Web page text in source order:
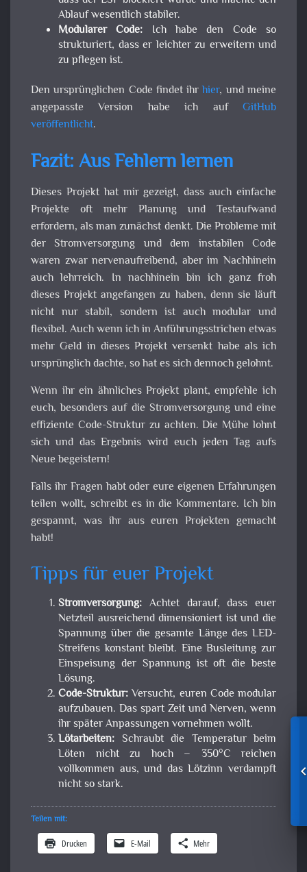
Ablauf wesentlich stabiler.
Modularer Code: Ich habe den Code so
strukturiert, dass er leichter zu erweitern und
zu pflegen ist.
Den ursprünglichen Code findet ihrhier, und meine
angepasste Version habe ich auf GitHub
veröffentlicht.
Fazit: Aus Fehlern lernen
Dieses Projekt hat mir gezeigt, dass auch einfache
Projekte oft mehr Planung und Testaufwand
erfordern, als man zunächst denkt. Die Probleme mit
der Stromversorgung und dem instabilen Code
waren zwar nervenaufreibend, aber im Nachhinein
auch lehrreich. In nachhinein bin ich ganz froh
dieses Projekt angefangen zu haben, denn sie läuft
nicht nur stabil, sondern ist auch modular und
flexibel. Auch wenn ich in Anführungsstrichen etwas
mehr Geld in dieses Projekt versenkt habe als ich
ursprünglich dachte, so hat es sich dennoch gelohnt.
Wenn ihr ein ähnliches Projekt plant, empfehle ich
euch, besonders auf die Stromversorgung und eine
effiziente Code-Struktur zu achten. Die Mühe lohnt
sich und das Ergebnis wird euch jeden Tag aufs
Neue begeistern!
Falls ihr Fragen habt oder eure eigenen Erfahrungen
teilen wollt, schreibt es in die Kommentare. Ich bin
gespannt, was ihr aus euren Projekten gemacht
habt!
Tipps für euer Projekt
Stromversorgung: Achtet darauf, dass euer
Netzteil ausreichend dimensioniert ist und die
Spannung über die gesamte Länge des LED-
Streifens konstant bleibt. Eine Busleitung zur
Einspeisung der Spannung ist oft die beste
Lösung.
Code-Struktur: Versucht, euren Code modular
aufzubauen. Das spart Zeit und Nerven, wenn
ihr später Anpassungen vornehmen wollt.
Lötarbeiten: Schraubt die Temperatur beim
Löten nicht zu hoch – 350°C reichen
vollkommen aus, und das Lötzinn verdampft
nicht so stark.
Teilen mit:
Drucken E-Mail Mehr